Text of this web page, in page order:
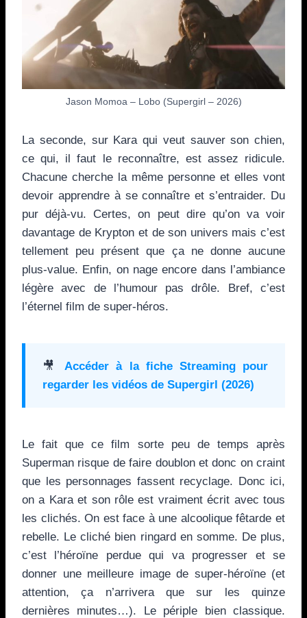
Jason Momoa – Lobo (Supergirl – 2026)
La seconde, sur Kara qui veut sauver son chien,
ce qui, il faut le reconnaître, est assez ridicule.
Chacune cherche la même personne et elles vont
devoir apprendre à se connaître et s’entraider. Du
pur déjà-vu. Certes, on peut dire qu’on va voir
davantage de Krypton et de son univers mais c’est
tellement peu présent que ça ne donne aucune
plus-value. Enfin, on nage encore dans l’ambiance
légère avec de l’humour pas drôle. Bref, c’est
l’éternel film de super-héros.
🎥 Accéder à la fiche Streaming pour
regarder les vidéos de Supergirl (2026)
Le fait que ce film sorte peu de temps après
Superman risque de faire doublon et donc on craint
que les personnages fassent recyclage. Donc ici,
on a Kara et son rôle est vraiment écrit avec tous
les clichés. On est face à une alcoolique fêtarde et
rebelle. Le cliché bien ringard en somme. De plus,
c’est l’héroïne perdue qui va progresser et se
donner une meilleure image de super-héroïne (et
attention, ça n’arrivera que sur les quinze
dernières minutes…). Le périple bien classique.